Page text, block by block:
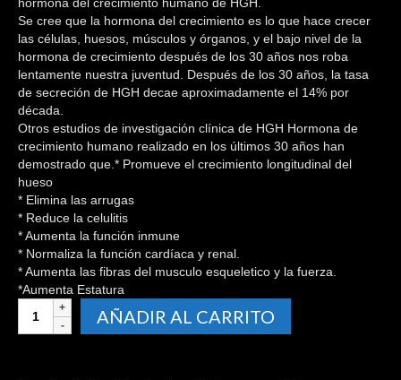
Se cree que la hormona del crecimiento es lo que hace crecer
las células, huesos, músculos y órganos, y el bajo nivel de la
hormona de crecimiento después de los 30 años nos roba
lentamente nuestra juventud. Después de los 30 años, la tasa
de secreción de HGH decae aproximadamente el 14% por
década.
Otros estudios de investigación clínica de HGH Hormona de
crecimiento humano realizado en los últimos 30 años han
demostrado que.* Promueve el crecimiento longitudinal del
hueso
* Elimina las arrugas
* Reduce la celulitis
* Aumenta la función inmune
* Normaliza la función cardíaca y renal.
* Aumenta las fibras del musculo esqueletico y la fuerza.
*Aumenta Estatura
FOREVER
AÑADIR AL CARRITO